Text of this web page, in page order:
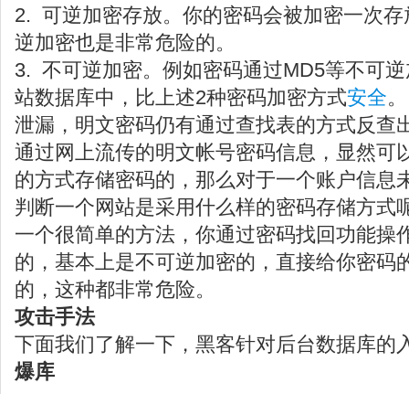
2. 可逆加密存放。你的密码会被加密一次
逆加密也是非常危险的。
3. 不可逆加密。例如密码通过MD5等不可
站数据库中，比上述2种密码加密方式安全
泄漏，明文密码仍有通过查找表的方式反查
通过网上流传的明文帐号密码信息，显然可
的方式存储密码的，那么对于一个账户信息
判断一个网站是采用什么样的密码存储方式
一个很简单的方法，你通过密码找回功能操
的，基本上是不可逆加密的，直接给你密码
的，这种都非常危险。
攻击手法
下面我们了解一下，黑客针对后台数据库的
爆库